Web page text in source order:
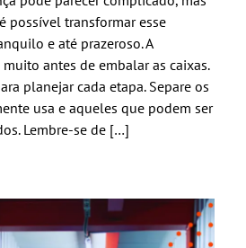
possível transformar esse
e até prazeroso. A
antes de embalar as caixas.
planejar cada etapa. Separe os
usa e aqueles que podem ser
Lembre-se de […]